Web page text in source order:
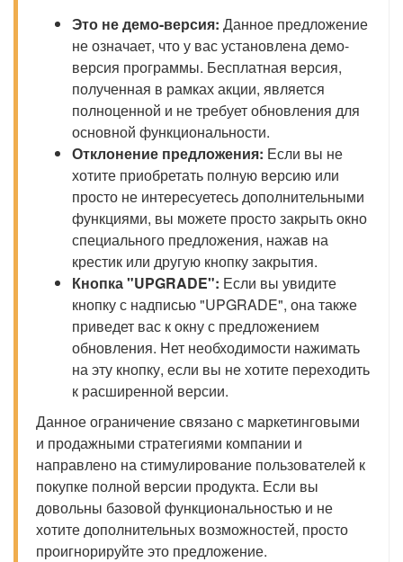
Это не демо-версия: Данное предложение
не означает, что у вас установлена демо-
версия программы. Бесплатная версия,
полученная в рамках акции, является
полноценной и не требует обновления для
основной функциональности.
Отклонение предложения: Если вы не
хотите приобретать полную версию или
просто не интересуетесь дополнительными
функциями, вы можете просто закрыть окно
специального предложения, нажав на
крестик или другую кнопку закрытия.
Кнопка "UPGRADE": Если вы увидите
кнопку с надписью "UPGRADE", она также
приведет вас к окну с предложением
обновления. Нет необходимости нажимать
на эту кнопку, если вы не хотите переходить
к расширенной версии.
Данное ограничение связано с маркетинговыми
и продажными стратегиями компании и
направлено на стимулирование пользователей к
покупке полной версии продукта. Если вы
довольны базовой функциональностью и не
хотите дополнительных возможностей, просто
проигнорируйте это предложение.